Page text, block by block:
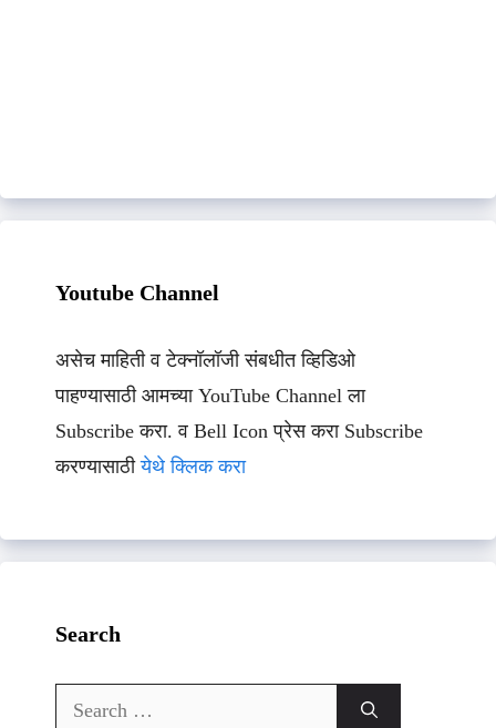
Youtube Channel
असेच माहिती व टेक्नॉलॉजी संबधीत व्हिडिओ
पाहण्यासाठी आमच्या YouTube Channel ला
Subscribe करा. व Bell Icon प्रेस करा Subscribe
करण्यासाठीयेथे क्लिक करा
Search
Search